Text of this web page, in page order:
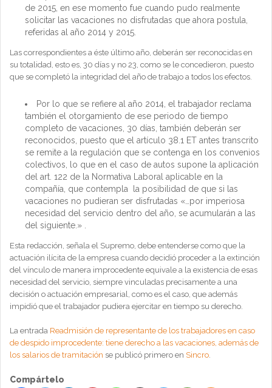
de 2015, en ese momento fue cuando pudo realmente
solicitar las vacaciones no disfrutadas que ahora postula,
referidas al año 2014 y 2015.
Las correspondientes a éste último año, deberán ser reconocidas en
su totalidad, esto es, 30 días y no 23, como se le concedieron, puesto
que se completó la integridad del año de trabajo a todos los efectos.
Por lo que se refiere al año 2014, el trabajador reclama
también el otorgamiento de ese periodo de tiempo
completo de vacaciones, 30 días, también deberán ser
reconocidos, puesto que el artículo 38.1 ET antes transcrito
se remite a la regulación que se contenga en los convenios
colectivos, lo que en el caso de autos supone la aplicación
del art. 122 de la Normativa Laboral aplicable en la
compañía, que contempla la posibilidad de que si las
vacaciones no pudieran ser disfrutadas «…por imperiosa
necesidad del servicio dentro del año, se acumularán a las
del siguiente.» .
Esta redacción, señala el Supremo, debe entenderse como que la
actuación ilícita de la empresa cuando decidió proceder a la extinción
del vínculo de manera improcedente equivale a la existencia de esas
necesidad del servicio, siempre vinculadas precisamente a una
decisión o actuación empresarial, como es el caso, que además
impidió que el trabajador pudiera ejercitar en tiempo su derecho.
La entrada Readmisión de representante de los trabajadores en caso
de despido improcedente: tiene derecho a las vacaciones, además de
los salarios de tramitación se publicó primero en Sincro.
Compártelo